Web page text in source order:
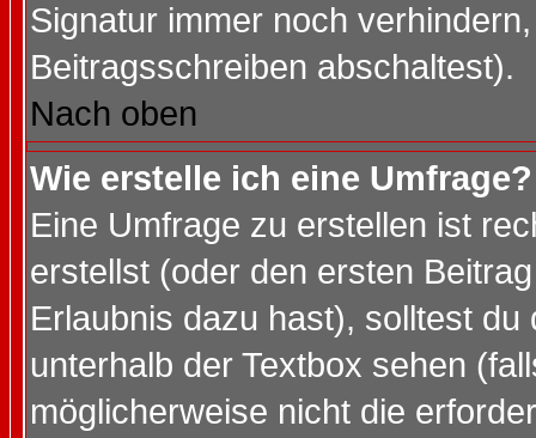
Signatur immer noch
Beitragsschreiben abschaltest).
Nach oben
Wie erstelle ich eine Umfrage?
Eine Umfrage zu erstellen ist
erstellst (oder den ersten
Erlaubnis dazu hast), solltest
unterhalb der Textbox sehen
möglicherweise nicht die